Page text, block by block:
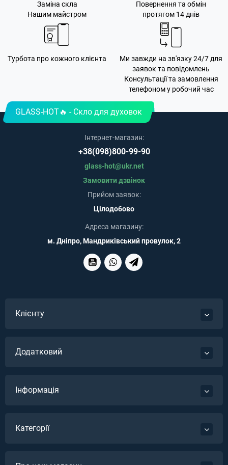
Заміна скла
Нашим майстром
Повернення та обмін
протягом 14 днів
Турбота про кожного клієнта
Ми завжди на зв'язку 24/7 для
заявок та повідомлень
Консультації та замовлення
телефоном у робочий час
GLASS-HOT🔥 - Скло для духовок
Інтернет-магазин:
+38(098)800-99-90
glass-hot@ukr.net
Замовити дзвінок
Прийом заявок:
Цілодобово
Адреса магазину:
м. Дніпро, Мандриківський провулок, 2
Клієнту
Додатковий
Інформація
Категорії